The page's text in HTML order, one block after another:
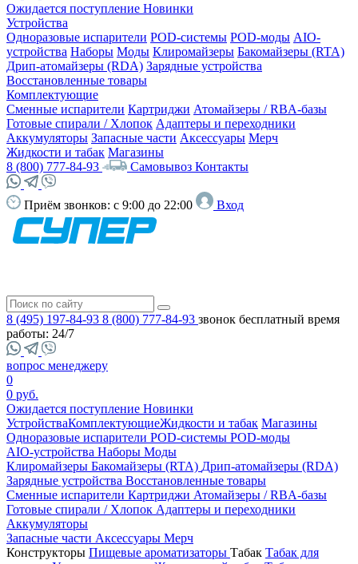
Ожидается поступление Новинки
Устройства
Одноразовые испарители POD-системы POD-моды AIO-
устройства Наборы Моды Клиромайзеры Бакомайзеры (RTA)
Дрип-атомайзеры (RDA) Зарядные устройства
Восстановленные товары
Комплектующие
Сменные испарители Картриджи Атомайзеры / RBA-базы
Готовые спирали / Хлопок Адаптеры и переходники
Аккумуляторы Запасные части Аксессуары Мерч
Жидкости и табак Магазины
8 (800) 777-84-93
Самовывоз Контакты
Приём звонков: с 9:00 до 22:00 Вход
8 (495) 197-84-93 8 (800) 777-84-93 звонок бесплатный время
работы: 24/7
вопрос менеджеру
0
0 руб.
Ожидается поступление Новинки
УстройстваКомплектующиеЖидкости и табак Магазины
Одноразовые испарители POD-системы POD-моды
AIO-устройства Наборы Моды
Клиромайзеры Бакомайзеры (RTA) Дрип-атомайзеры (RDA)
Зарядные устройства Восстановленные товары
Сменные испарители Картриджи Атомайзеры / RBA-базы
Готовые спирали / Хлопок Адаптеры и переходники
Аккумуляторы
Запасные части Аксессуары Мерч
Конструкторы Пищевые ароматизаторы Табак Табак для